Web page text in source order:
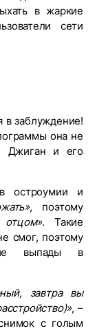
в жаркие
сети
в заблуждение!
она не
Джиган и его
остроумии и
, поэтому
. Такие
смог, поэтому
выпады в
завтра вы
, –
с голым